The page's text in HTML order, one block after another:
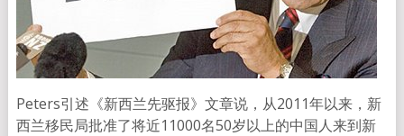
Peters引述《新西兰先驱报》文章说，从2011年以来，新
西兰移民局批准了将近11000名50岁以上的中国人来到新